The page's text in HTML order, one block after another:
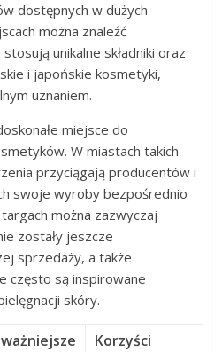
dostępnych w dużych
można znaleźć
unikalne składniki oraz
i japońskie kosmetyki,
uznaniem.
miejsce do
W miastach takich
przyciągają producentów i
swoje wyroby bezpośrednio
można zazwyczaj
zostały jeszcze
sprzedaży, a także
często są inspirowane
skóry.
Korzyści